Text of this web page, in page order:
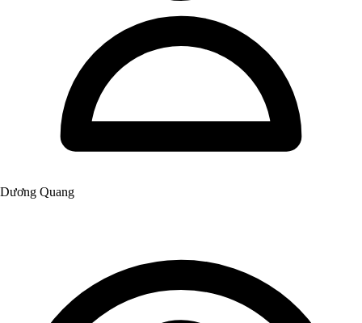
Dương Quang